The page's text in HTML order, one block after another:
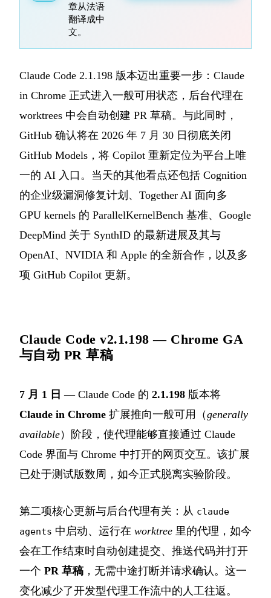
章从法语
翻译成中
文。
Claude Code 2.1.198 版本迈出重要一步：Claude
in Chrome 正式进入一般可用状态，后台代理在
worktrees 中会自动创建 PR 草稿。与此同时，
GitHub 确认将在 2026 年 7 月 30 日彻底关闭
GitHub Models，将 Copilot 重新定位为平台上唯
一的 AI 入口。当天的其他看点还包括 Cognition
的企业级漏洞修复计划、Together AI 面向多
GPU kernels 的 ParallelKernelBench 基准、Google
DeepMind 关于 SynthID 的最新进展及其与
OpenAI、NVIDIA 和 Apple 的全新合作，以及多
项 GitHub Copilot 更新。
Claude Code v2.1.198 — Chrome GA
与自动 PR 草稿
7 月 1 日 — Claude Code 的 2.1.198 版本将
Claude in Chrome 扩展推向一般可用（generally
available）阶段，使代理能够直接通过 Claude
Code 界面与 Chrome 中打开的网页交互。该扩展
已处于测试版数周，如今正式脱离实验阶段。
第二项核心更新与后台代理有关：从 claude
agents 中启动、运行在 worktree 里的代理，如今
会在工作结束时自动创建提交、推送代码并打开
一个 PR 草稿 ，无需中途打断并请求确认。这一
变化减少了开发型代理工作流中的人工往返。